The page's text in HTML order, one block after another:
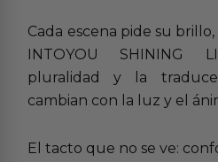
Cada escena pide su
INTOYOU SHINING
pluralidad y la
cambian con la luz y el
El tacto que no se ve: